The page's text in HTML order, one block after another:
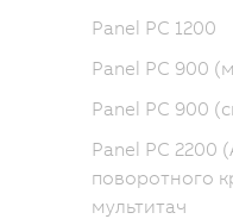
Panel PC 1200
Panel PC 900
Panel PC 900
Panel PC 2200
поворотного
мультитач